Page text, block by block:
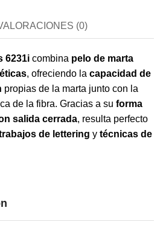
(0)
6231i combina pelo de marta
, ofreciendo la capacidad de
propias de la marta junto con la
de la fibra. Gracias a su forma
salida cerrada, resulta perfecto
de lettering y técnicas de